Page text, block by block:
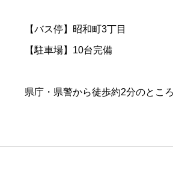
【バス停】昭和町3丁目
【駐車場】10台完備
県庁・県警から徒歩約2分のとこ